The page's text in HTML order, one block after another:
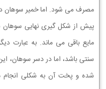
مصرف می شود. اما خمیر سوهان
پیش از شکل گیری نهایی
مایع باقی می ماند. به عبارت
سنتی باشد، اما در دسر سوهان،
شده و پخت آن به شکلی انجام